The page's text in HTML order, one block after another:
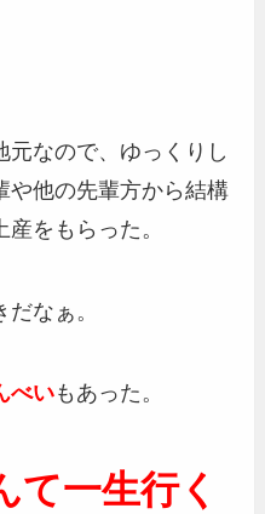
元なので、ゆっくりし
や他の先輩方から結構
をもらった。
なぁ。
べいもあった。
て一生行く